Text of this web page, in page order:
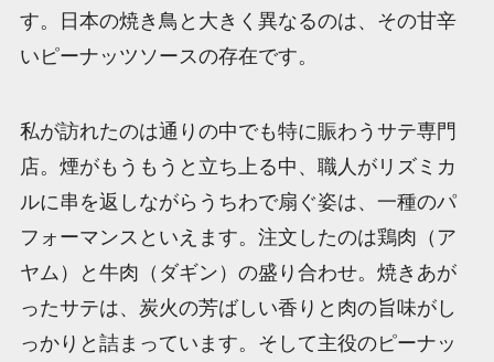
す。日本の焼き鳥と大きく異なるのは、その甘辛
いピーナッツソースの存在です。
私が訪れたのは通りの中でも特に賑わうサテ専門
店。煙がもうもうと立ち上る中、職人がリズミカ
ルに串を返しながらうちわで扇ぐ姿は、一種のパ
フォーマンスといえます。注文したのは鶏肉（ア
ヤム）と牛肉（ダギン）の盛り合わせ。焼きあが
ったサテは、炭火の芳ばしい香りと肉の旨味がし
っかりと詰まっています。そして主役のピーナッ